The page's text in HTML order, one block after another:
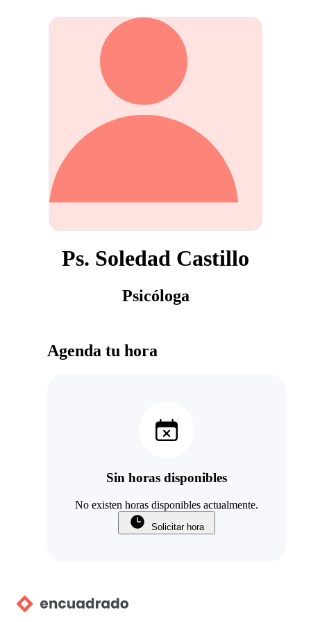
Ps. Soledad Castillo
Psicóloga
Agenda tu hora
Sin horas disponibles
No existen horas disponibles actualmente.
Solicitar hora